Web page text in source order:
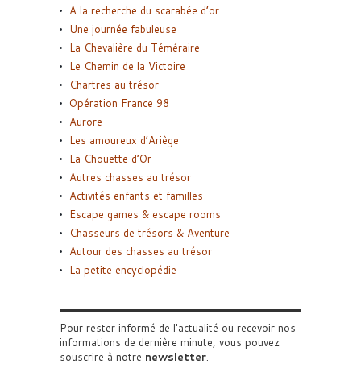
A la recherche du scarabée d’or
Une journée fabuleuse
La Chevalière du Téméraire
Le Chemin de la Victoire
Chartres au trésor
Opération France 98
Aurore
Les amoureux d’Ariège
La Chouette d’Or
Autres chasses au trésor
Activités enfants et familles
Escape games & escape rooms
Chasseurs de trésors & Aventure
Autour des chasses au trésor
La petite encyclopédie
Pour rester informé de l'actualité ou recevoir nos
informations de dernière minute, vous pouvez
souscrire à notre newsletter.